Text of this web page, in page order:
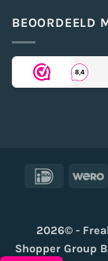
BEOORDEELD
IDeal
2026© -
Shopper Group